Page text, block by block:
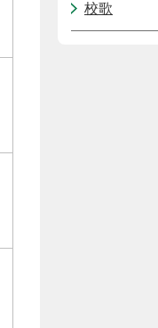
校歌